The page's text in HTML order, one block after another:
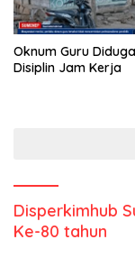
Oknum Guru
Disiplin Jam Kerja
Disperkimhub
Ke-80 tahun